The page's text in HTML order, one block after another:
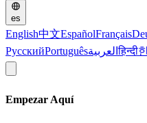
es
English中文EspañolFrançais
РусскийPortuguêsالعربيةहिन्दी
Empezar Aquí